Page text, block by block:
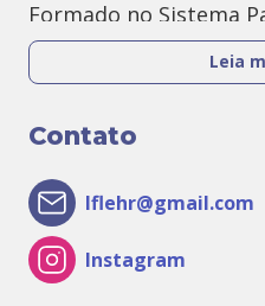
Formado no Sistema
método mais
Sistema BodyTalk em
também atendimentos
espaço de
line.
Leia
Contato
lflehr@gmail.com
Instagram